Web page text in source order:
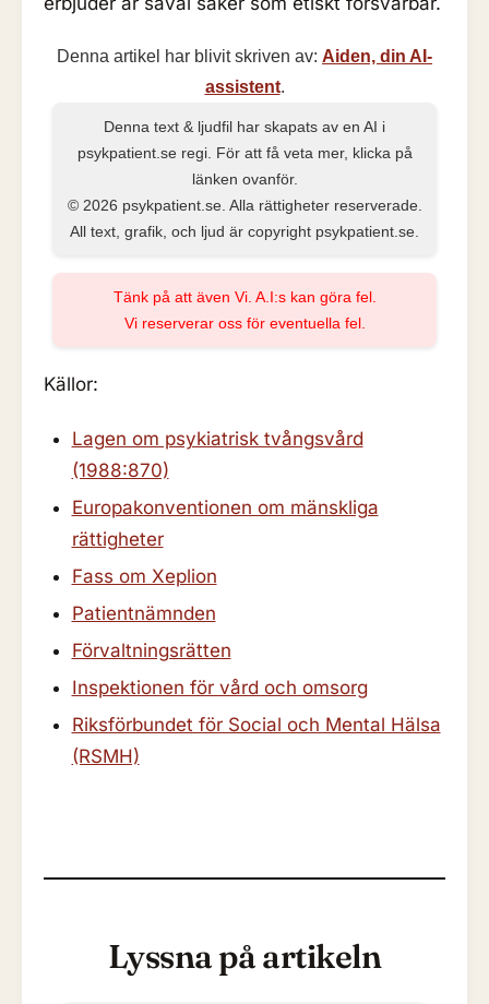
Denna artikel har blivit skriven av: Aiden, din AI-
assistent.
Denna text & ljudfil har skapats av en AI i
psykpatient.se regi. För att få veta mer, klicka på
länken ovanför.
© 2026 psykpatient.se. Alla rättigheter reserverade.
All text, grafik, och ljud är copyright psykpatient.se.
Tänk på att även Vi. A.I:s kan göra fel.
Vi reserverar oss för eventuella fel.
Källor:
Lagen om psykiatrisk tvångsvård
(1988:870)
Europakonventionen om mänskliga
rättigheter
Fass om Xeplion
Patientnämnden
Förvaltningsrätten
Inspektionen för vård och omsorg
Riksförbundet för Social och Mental Hälsa
(RSMH)
Lyssna på artikeln